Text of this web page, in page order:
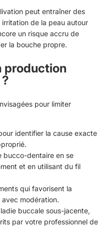
peut entraîner des
de la peau autour
un risque accru de
la bouche propre.
production
pour limiter
identifier la cause exacte
bucco-dentaire en se
et en utilisant du fil
qui favorisent la
modération.
buccale sous-jacente,
par votre professionnel de